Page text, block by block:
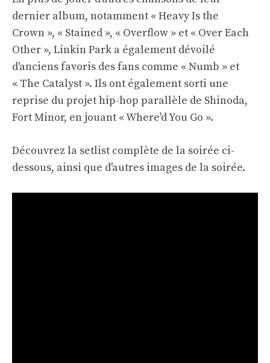
dernier album, notamment « Heavy Is the
Crown », « Stained », « Overflow » et « Over Each
Other », Linkin Park a également dévoilé
d'anciens favoris des fans comme « Numb » et
« The Catalyst ». Ils ont également sorti une
reprise du projet hip-hop parallèle de Shinoda,
Fort Minor, en jouant « Where'd You Go ».
Découvrez la setlist complète de la soirée ci-
dessous, ainsi que d'autres images de la soirée.